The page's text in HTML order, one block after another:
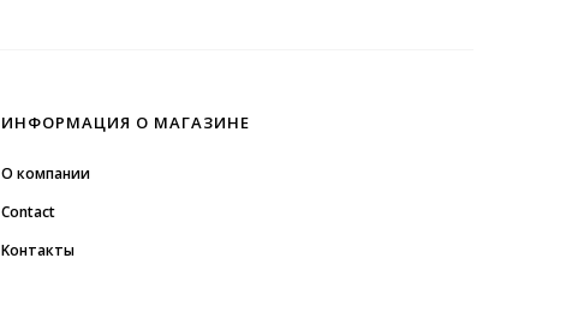
ИНФОРМАЦИЯ О МАГАЗИНЕ
О компании
Contact
Kонтакты